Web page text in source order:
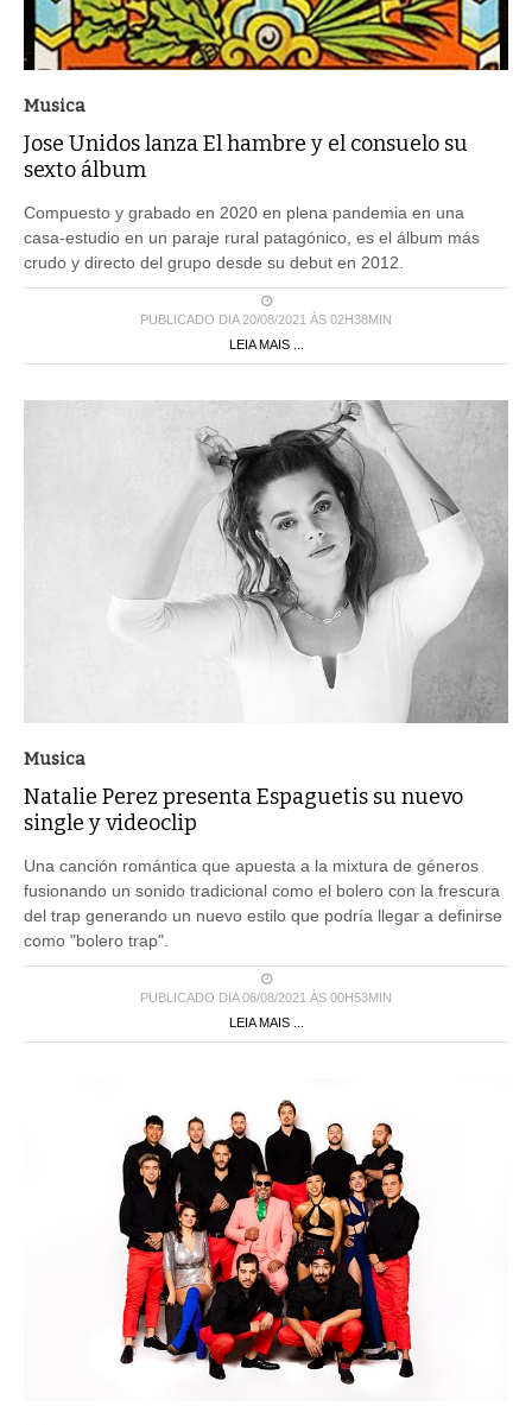
Musica
Jose Unidos lanza El hambre y el consuelo su
sexto álbum
Compuesto y grabado en 2020 en plena pandemia en una
casa-estudio en un paraje rural patagónico, es el álbum más
crudo y directo del grupo desde su debut en 2012.
PUBLICADO DIA 20/08/2021 ÀS 02H38MIN
LEIA MAIS ...
Musica
Natalie Perez presenta Espaguetis su nuevo
single y videoclip
Una canción romántica que apuesta a la mixtura de géneros
fusionando un sonido tradicional como el bolero con la frescura
del trap generando un nuevo estilo que podría llegar a definirse
como "bolero trap".
PUBLICADO DIA 06/08/2021 ÀS 00H53MIN
LEIA MAIS ...